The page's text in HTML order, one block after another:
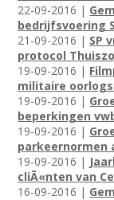
22-09-2016 |
bedrijfsvoering
21-09-2016 | SP
protocol
19-09-2016 |
militaire
19-09-2016 |
beperkingen
19-09-2016 |
parkeernormen
19-09-2016 |
cliÃ«nten van
16-09-2016 |